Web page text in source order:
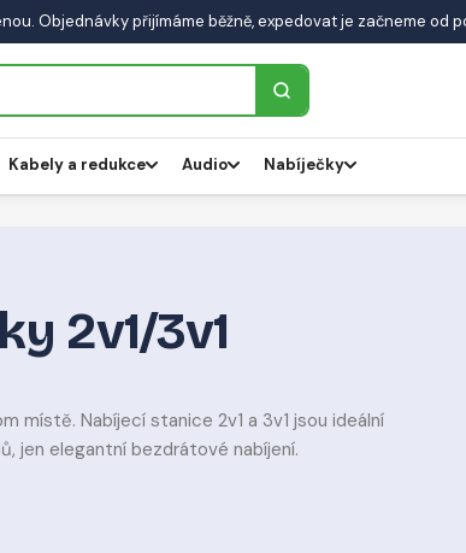
Objednávky přijímáme běžně, expedovat je začneme od
Kabely a redukce Audio Nabíječky
2v1/3v1
místě. Nabíjecí stanice 2v1 a 3v1 jsou ideální
jen elegantní bezdrátové nabíjení.